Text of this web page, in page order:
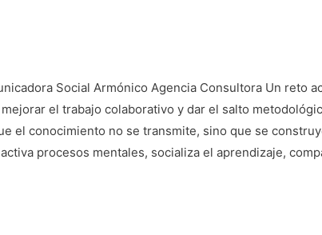
Social Armónico Agencia Consultora Un reto
el trabajo colaborativo y dar el salto
el conocimiento no se transmite, sino que se
procesos mentales, socializa el aprendizaje,